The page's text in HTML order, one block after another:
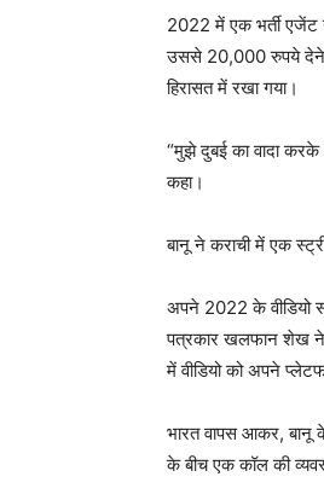
2022 में एक भर्ती
उससे 20,000 रुपये देने
हिरासत में रखा गया।
“मुझे दुबई का वादा
कहा।
बानू ने कराची में एक
अपने 2022 के वीडियो
पत्रकार खलफान शेख ने
में वीडियो को अपने
भारत वापस आकर, बानू
के बीच एक कॉल की